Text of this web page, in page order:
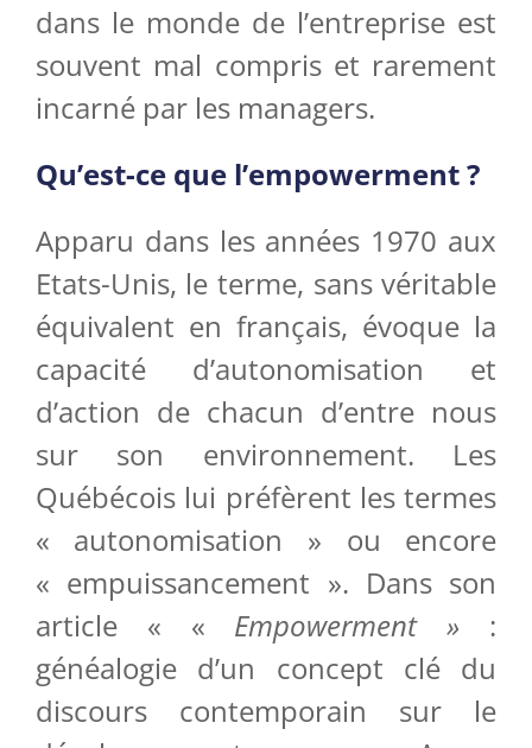
dans le monde de l’entreprise est
souvent mal compris et rarement
incarné par les managers.
Qu’est-ce que l’empowerment ?
Apparu dans les années 1970 aux
Etats-Unis, le terme, sans véritable
équivalent en français, évoque la
capacité d’autonomisation et
d’action de chacun d’entre nous
sur son environnement. Les
Québécois lui préfèrent les termes
« autonomisation » ou encore
« empuissancement ». Dans son
article « « Empowerment » :
généalogie d’un concept clé du
discours contemporain sur le